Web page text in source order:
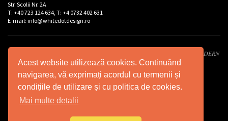
Acest website utilizează cookies. Continuând
navigarea, vă exprimați acordul cu termenii și
condițiile de utilizare și cu politica de cookies.
Mai multe detalii
Str. Scolii Nr. 2A
T: +40 723 124 634, T: +4 0732 402 631
E-mail: info@whitedotdesign.ro
. © 2026 INT MODERN
DESIGN SRL - Toate drepturile rezervate.